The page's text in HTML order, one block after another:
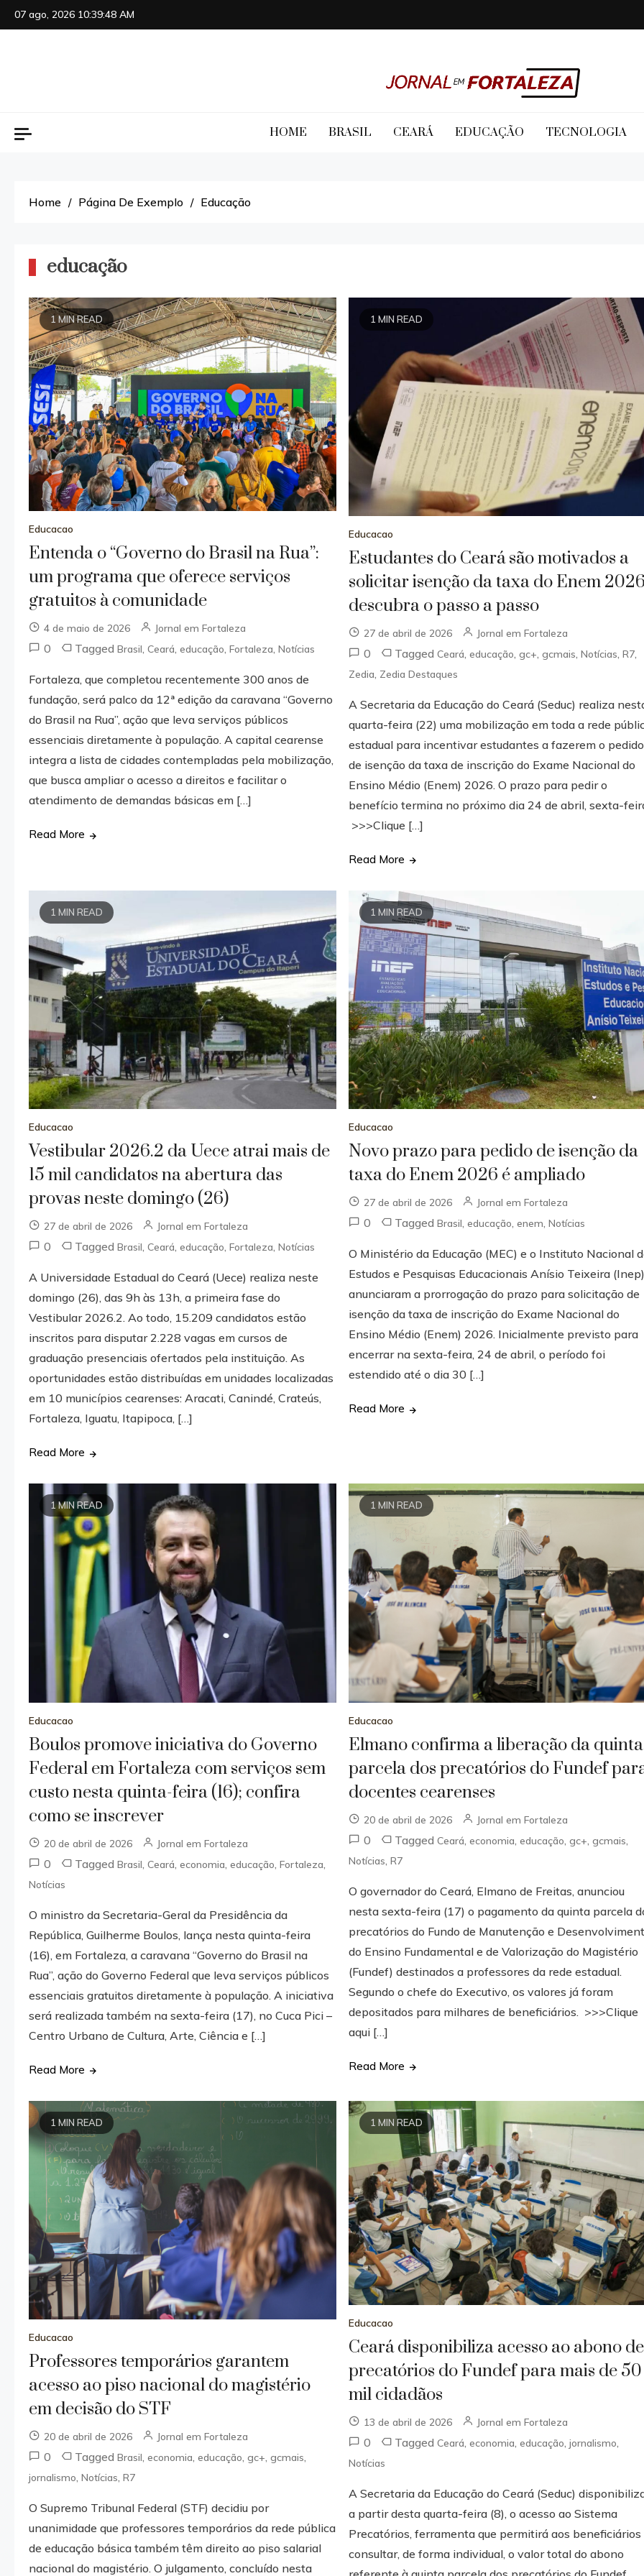
Skip
to
07 ago, 2026 10:39:50 AM
Jornal em Fortaleza
HOME BRASIL CEARÁ EDUCAÇÃO TECNOLOGIA
Home Página De Exemplo Educação
educação
1 MIN READ
Educacao
Entenda o “Governo do Brasil na Rua”:
um programa que oferece serviços
gratuitos à comunidade
4 de maio de 2026 Jornal em Fortaleza
0 TaggedBrasil,Ceará,educação,Fortaleza,Notícias
Fortaleza, que completou recentemente 300 anos de
fundação, será palco da 12ª edição da caravana “Governo
do Brasil na Rua”, ação que leva serviços públicos
essenciais diretamente à população. A capital cearense
integra a lista de cidades contempladas pela mobilização,
que busca ampliar o acesso a direitos e facilitar o
atendimento de demandas básicas em […]
Read More
1 MIN READ
Educacao
Estudantes do Ceará são motivados a
solicitar isenção da taxa do Enem
descubra o passo a passo
27 de abril de 2026 Jornal em Fortaleza
0 TaggedCeará ,educação ,gc+ ,gcmais ,Notícias ,R7
Zedia Zedia Destaques
A Secretaria da Educação do Ceará (Seduc) realiza
quarta-feira (22) uma mobilização em toda a rede
estadual para incentivar estudantes a fazerem o pedido
de isenção da taxa de inscrição do Exame Nacional do
Ensino Médio (Enem) 2026. O prazo para pedir o
benefício termina no próximo dia 24 de abril, sexta-
>>>Clique […]
Read More
1 MIN READ
Educacao
Vestibular 2026.2 da Uece atrai mais de
15 mil candidatos na abertura das
provas neste domingo (26)
27 de abril de 2026 Jornal em Fortaleza
0 TaggedBrasil,Ceará,educação,Fortaleza,Notícias
A Universidade Estadual do Ceará (Uece) realiza neste
domingo (26), das 9h às 13h, a primeira fase do
Vestibular 2026.2. Ao todo, 15.209 candidatos estão
inscritos para disputar 2.228 vagas em cursos de
graduação presenciais ofertados pela instituição. As
oportunidades estão distribuídas em unidades localizadas
em 10 municípios cearenses: Aracati, Canindé, Crateús,
Fortaleza, Iguatu, Itapipoca, […]
Read More
1 MIN READ
Educacao
Novo prazo para pedido de isenção da
taxa do Enem 2026 é ampliado
27 de abril de 2026 Jornal em Fortaleza
0 TaggedBrasil,educação,enem,Notícias
O Ministério da Educação (MEC) e o Instituto Nacional
Estudos e Pesquisas Educacionais Anísio Teixeira
anunciaram a prorrogação do prazo para solicitação de
isenção da taxa de inscrição do Exame Nacional do
Ensino Médio (Enem) 2026. Inicialmente previsto para
encerrar na sexta-feira, 24 de abril, o período foi
estendido até o dia 30 […]
Read More
1 MIN READ
Educacao
Boulos promove iniciativa do Governo
Federal em Fortaleza com serviços sem
custo nesta quinta-feira (16); confira
como se inscrever
20 de abril de 2026 Jornal em Fortaleza
0 TaggedBrasil ,Ceará ,economia ,educação ,Fortaleza
Notícias
O ministro da Secretaria-Geral da Presidência da
República, Guilherme Boulos, lança nesta quinta-feira
(16), em Fortaleza, a caravana “Governo do Brasil na
Rua”, ação do Governo Federal que leva serviços públicos
essenciais gratuitos diretamente à população. A iniciativa
será realizada também na sexta-feira (17), no Cuca Pici –
Centro Urbano de Cultura, Arte, Ciência e […]
Read More
1 MIN READ
Educacao
Elmano confirma a liberação da quinta
parcela dos precatórios do Fundef
docentes cearenses
20 de abril de 2026 Jornal em Fortaleza
0 TaggedCeará ,economia ,educação ,gc+ ,gcmais
Notícias ,R7
O governador do Ceará, Elmano de Freitas, anunciou
nesta sexta-feira (17) o pagamento da quinta parcela
precatórios do Fundo de Manutenção e
do Ensino Fundamental e de Valorização do Magistério
(Fundef) destinados a professores da rede estadual.
Segundo o chefe do Executivo, os valores já foram
depositados para milhares de beneficiários. >>>Clique
aqui […]
Read More
1 MIN READ
Educacao
Professores temporários garantem
acesso ao piso nacional do magistério
em decisão do STF
20 de abril de 2026 Jornal em Fortaleza
0 TaggedBrasil ,economia ,educação ,gc+ ,gcmais
jornalismo ,Notícias ,R7
O Supremo Tribunal Federal (STF) decidiu por
unanimidade que professores temporários da rede pública
de educação básica também têm direito ao piso salarial
nacional do magistério. O julgamento, concluído nesta
1 MIN READ
Educacao
Ceará disponibiliza acesso ao abono de
precatórios do Fundef para mais de 50
mil cidadãos
13 de abril de 2026 Jornal em Fortaleza
0 TaggedCeará ,economia ,educação ,jornalismo
Notícias
A Secretaria da Educação do Ceará (Seduc)
a partir desta quarta-feira (8), o acesso ao Sistema
Precatórios, ferramenta que permitirá aos beneficiários
consultar, de forma individual, o valor total do abono